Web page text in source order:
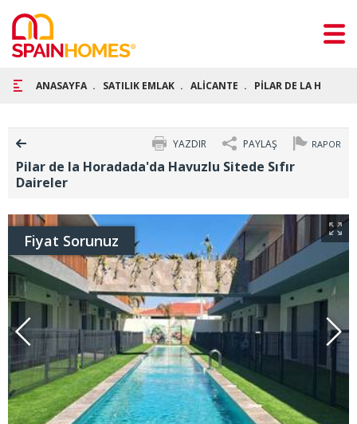
ANASAYFA SATILIK EMLAK ALİCANTE PİLAR DE LA
RAPOR
PAYLAŞ
YAZDIR
Pilar de la Horadada'da Havuzlu Sitede Sıfır
Daireler
Fiyat Sorunuz